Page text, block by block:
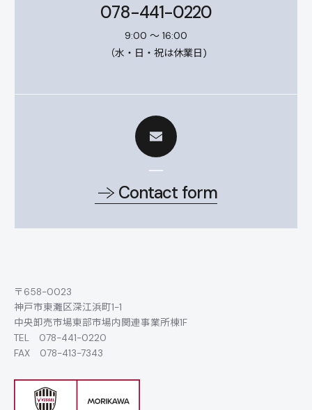
078-441-0220
9:00 ～ 16:00
（水・日・祝は休業日)
Contact form
〒658-0023
神戸市東灘区深江浜町1-1
中央卸売市場東部市場内関連事業所棟1F
TEL 078-441-0220
FAX 078-413-7343